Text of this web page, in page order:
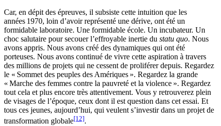
Car, en dépit des épreuves, il subsiste cette intuition que les
années 1970, loin d’avoir représenté une dérive, ont été un
formidable laboratoire. Une formidable école. Un incubateur. Un
choc salutaire pour secouer l’effroyable inertie du statu quo. Nous
avons appris. Nous avons créé des dynamiques qui ont été
porteuses. Nous avons continué de vivre cette aspiration à travers
des millions de projets qui ne cessent de proliférer depuis. Regardez
le « Sommet des peuples des Amériques ». Regardez la grande
« Marche des femmes contre la pauvreté et la violence ». Regardez
tout cela et plus encore très attentivement. Vous y retrouverez plein
de visages de l’époque, ceux dont il est question dans cet essai. Et
tous ces jeunes, aujourd’hui, qui veulent s’investir dans un projet de
transformation globale[12].